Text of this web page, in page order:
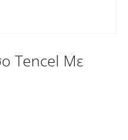
Tencel Με